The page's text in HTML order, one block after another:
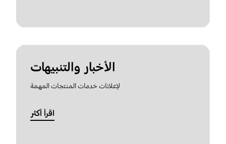
الأخبار والتنبيهات
لإعلانات خدمات المنتجات المهمة
اقرأ أكثر